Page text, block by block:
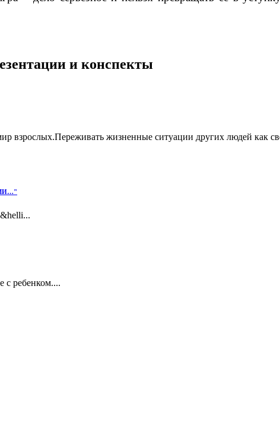
и конспекты
взрослых.Переживать жизненные ситуации других людей как
с ребенком....